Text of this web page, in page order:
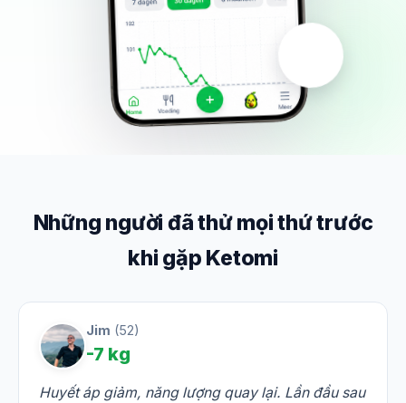
Những người đã thử mọi thứ trước
khi gặp Ketomi
Jim (52)
-7 kg
Huyết áp giảm, năng lượng quay lại. Lần đầu sau